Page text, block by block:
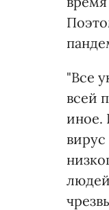
"Все
всей
иное.